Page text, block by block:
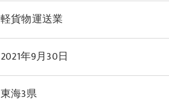
軽貨物運送業
2021年9月30日
東海3県